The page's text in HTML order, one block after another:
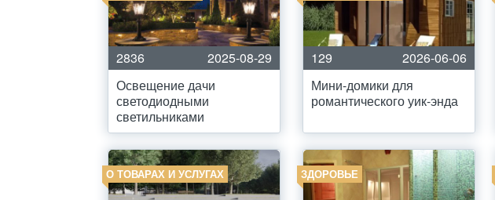
2836
2025-08-29
Освещение дачи
светодиодными
светильниками
129
2026-06-06
Мини-домики для
романтического уик-энда
О ТОВАРАХ И УСЛУГАХ ЗДОРОВЬЕ